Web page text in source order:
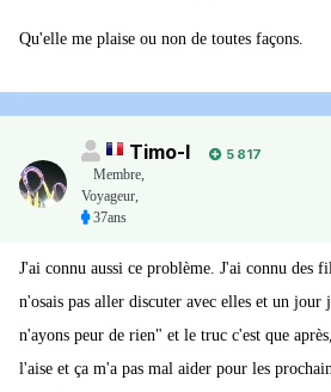
Qu'elle me plaise ou non de toutes façons.
Timo-I
5 817
Membre,
Voyageur,
37ans
J'ai connu aussi ce problème. J'ai connu des
n'osais pas aller discuter avec elles et un
n'ayons peur de rien" et le truc c'est que
l'aise et ça m'a pas mal aider pour les